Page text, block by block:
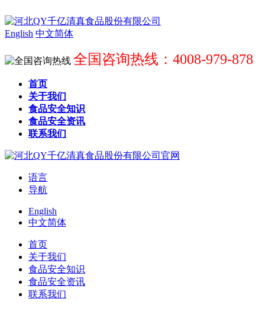
English 中文简体
全国咨询热线：4008-979-878
首页
关于我们
食品安全知识
食品安全资讯
联系我们
语言
导航
English
中文简体
首页
关于我们
食品安全知识
食品安全资讯
联系我们